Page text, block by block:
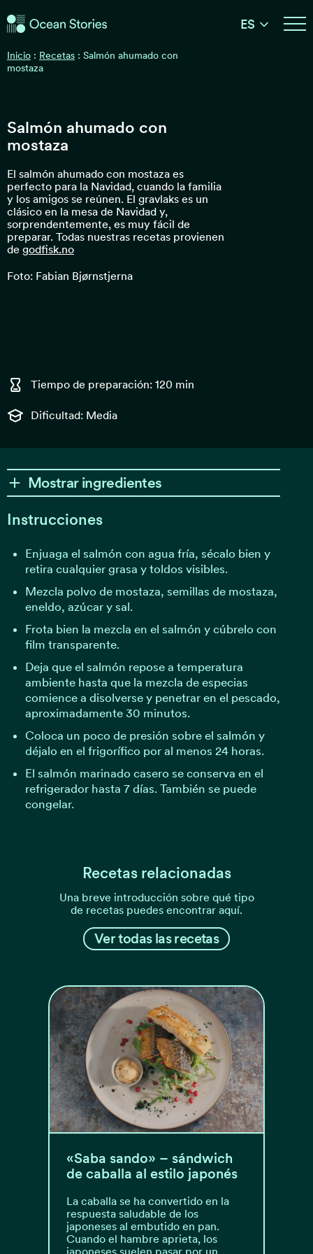
Historias del Océano
ES
Inicio : Recetas : Salmón ahumado con
mostaza
Salmón ahumado con
mostaza
El salmón ahumado con mostaza es
perfecto para la Navidad, cuando la familia
y los amigos se reúnen. El gravlaks es un
clásico en la mesa de Navidad y,
sorprendentemente, es muy fácil de
preparar. Todas nuestras recetas provienen
de godfisk.no
Foto: Fabian Bjørnstjerna
Tiempo de preparación: 120 min
Dificultad: Media
Mostrar ingredientes
Instrucciones
Enjuaga el salmón con agua fría, sécalo bien y
retira cualquier grasa y toldos visibles.
Mezcla polvo de mostaza, semillas de mostaza,
eneldo, azúcar y sal.
Frota bien la mezcla en el salmón y cúbrelo con
film transparente.
Deja que el salmón repose a temperatura
ambiente hasta que la mezcla de especias
comience a disolverse y penetrar en el pescado,
aproximadamente 30 minutos.
Coloca un poco de presión sobre el salmón y
déjalo en el frigorífico por al menos 24 horas.
El salmón marinado casero se conserva en el
refrigerador hasta 7 días. También se puede
congelar.
Recetas relacionadas
Una breve introducción sobre qué tipo
de recetas puedes encontrar aquí.
Ver todas las recetas
«Saba sando» – sándwich
de caballa al estilo japonés
La caballa se ha convertido en la
respuesta saludable de los
japoneses al embutido en pan.
Cuando el hambre aprieta, los